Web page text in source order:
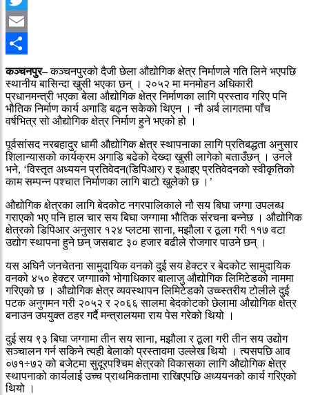
Twitter
Email
Share
कञ्चनपुर–कञ्चनपुरको दैजी छेला औद्योगिक क्षेत्र निर्माणले गति लिने भएपछि
स्थानीय बासिन्दा खुसी भएका छन् । २०५२ मा मनमोहन अधिकारी
प्रधानमन्त्री भएका बेला औद्योगिक क्षेत्र निर्माणका लागि प्रस्ताव गरिए पनि
भौतिक निर्माण कार्य अगाडि बढ्न सकेको थिएन । नौ अर्ब लागतमा पाँच
वर्षभित्र सो औद्योगिक क्षेत्र निर्माण हुने भएको हो ।
पूर्वसांसद नरबहादुर धामी औद्योगिक क्षेत्र स्थापनाका लागि प्रतिबद्धता अनुसार
शिलान्यासको कार्यक्रम अगाडि बढेको देख्दा खुसी लागेको बताउँछन् । उनले
भने, ‘विस्तृत अध्ययन प्रतिवेदन(डिपिआर) र इआइए प्रतिवेदनको स्वीकृतिको
काम सम्पन्न पश्चात निर्माणका लागि बाटो खुलेको छ ।’
औद्योगिक क्षेत्रका लागि बेदकोट नगरपालिकाले नौ सय बिघा जग्गा उपलब्ध
गराएको भए पनि हाल चार सय बिघा जग्गामा भौतिक संरचना बन्नेछ । औद्योगिक
क्षेत्रको डिपिआर अनुसार १२४ प्लटमा साना, मझौला र ठूला गरी ११७ वटा
उद्योग स्थापना हुने छन् जसबाट ३० हजार बढीले रोजगार पाउने छन् ।
यस अघिनै जनचेतना सामुदायिक वनको दुई सय हेक्टर र बेदकोट सामुदायिक
वनको ४५० हेक्टर जग्गााको भोगाधिकार बालाजु औद्योगिक लिमिटेडको नाममा
गरिएको छ । औद्योगिक क्षेत्र व्यवस्थापन लिमिटेडकोे उच्च्स्तरीय टोलीले दुई
पटक अनुगमन गरी २०५२ र २०६६ सालमा बेदकोटको छेलामा औद्योगिक क्षेत्र
बनाउन उपयुक्त ठहर गर्दै मन्त्रालयमा राय पेस गरेको थियो ।
दुई सय ९३ बिघा जग्गामा तीन सय साना, मझौला र ठूला गरी तीन सय उद्योग
सञ्चालन गर्न सकिने त्यही बेलाको प्रस्तावमा उल्लेख थियो । त्यसपछि आव
०७१÷७२ को बजेटमा सुदूरपश्चिम क्षेत्रको विकासका लागि औद्योगिक क्षेत्र
स्थापनाको कार्यलाई उच्च प्राथमिकतामा राखिएपछि अध्ययनको कार्य गरिएको
थियो ।